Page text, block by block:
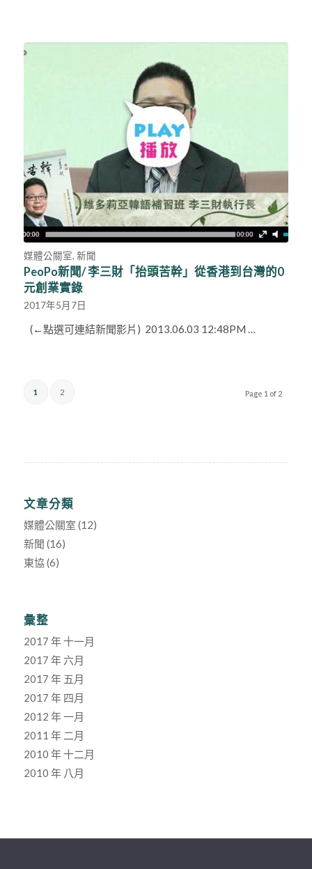
媒體公關室, 新聞
PeoPo新聞/ 李三財「抬頭苦幹」從香港到台灣的0
元創業實錄
2017年5月7日
(←點選可連結新聞影片) 2013.06.03 12:48PM …
Page 1 of 2
1 2
文章分類
媒體公關室 (12)
新聞 (16)
東協(6)
彙整
2017 年 十一月
2017 年 六月
2017 年 五月
2017 年 四月
2012 年 一月
2011 年 二月
2010 年 十二月
2010 年 八月